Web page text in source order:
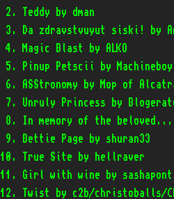
2. Teddy by dman
3. Da zdravstvuyut siski!
4. Magic Blast by ALKO
5. Pinup Petscii by
6. ASStronomy by Mop of
7. Unruly Princess by
8. In memory of the beloved...
9. Bettie Page by
10. True Site by hellraver
11. Girl with wine by
12. Twist by c2b/christoballs/